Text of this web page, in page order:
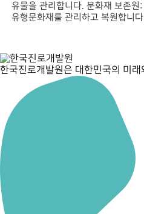
유물을 관리합니다. 문화재 보존원
유형문화재를 관리하고 복원합니
한국진로개발원은 대한민국의 미래